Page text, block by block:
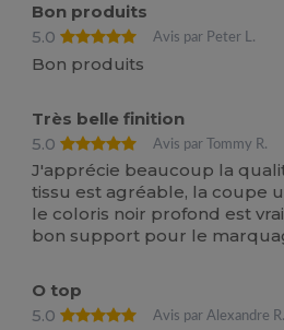
Bon produits
5.0
Avis par Peter L.
Bon produits
Très belle finition
5.0
Avis par Tommy R.
J'apprécie beaucoup la
tissu est agréable, la coupe
le coloris noir profond est
bon support pour le
O top
5.0
Avis par Alexandre R.